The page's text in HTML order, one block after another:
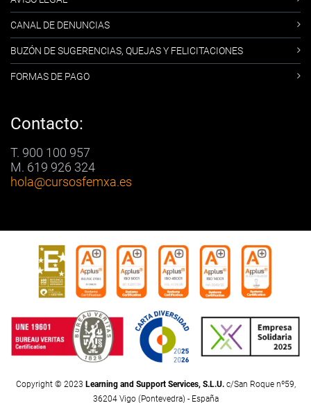
CANAL DE DENUNCIAS
BUZÓN DE SUGERENCIAS, QUEJAS Y FELICITACIONES
FORMAS DE PAGO
Contacto:
T. 900 100 957
M. 619 926 324
hola@cursosfemxa.es
Copyright © 2023 Learning and Support Services, S.L.U.c/San Roque nº59,
36204 Vigo (Pontevedra) - España